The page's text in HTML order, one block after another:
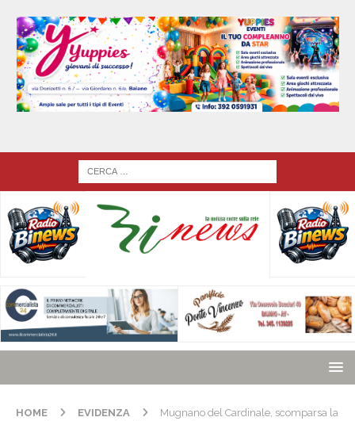
HOME EVIDENZA
Mugnano del Cardinale, scomparsa la